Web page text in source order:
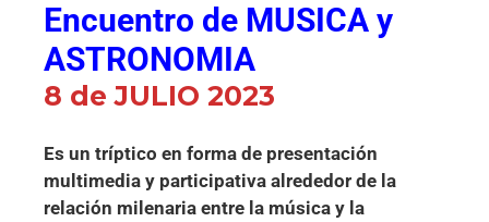
Encuentro de MUSICA y
ASTRONOMIA
8 de JULIO 2023
Es un tríptico en forma de presentación
multimedia y participativa alrededor de la
relación milenaria entre la música y la